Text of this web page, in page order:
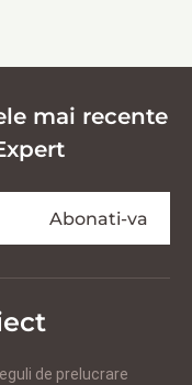
mai recente
de prelucrare